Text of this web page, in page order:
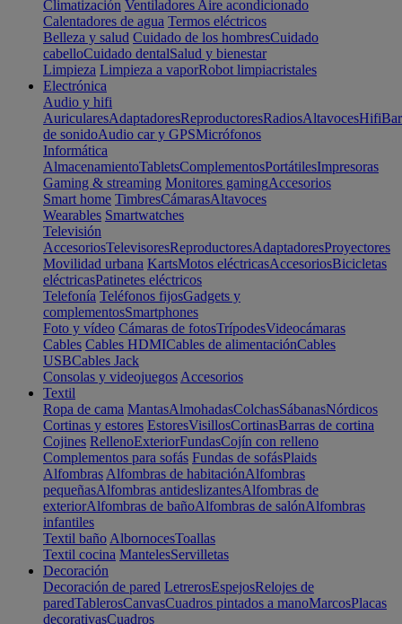
Climatización Ventiladores Aire acondicionado
Calentadores de agua Termos eléctricos
Belleza y salud Cuidado de los hombresCuidado
cabelloCuidado dentalSalud y bienestar
Limpieza Limpieza a vaporRobot limpiacristales
Electrónica
Audio y hifi
AuricularesAdaptadoresReproductoresRadiosAltavocesHifi
de sonidoAudio car y GPSMicrófonos
Informática
AlmacenamientoTabletsComplementosPortátilesImpresoras
Gaming & streaming Monitores gamingAccesorios
Smart home TimbresCámarasAltavoces
Wearables Smartwatches
Televisión
AccesoriosTelevisoresReproductoresAdaptadoresProyectores
Movilidad urbana KartsMotos eléctricasAccesoriosBicicletas
eléctricasPatinetes eléctricos
Telefonía Teléfonos fijosGadgets y
complementosSmartphones
Foto y vídeo Cámaras de fotosTrípodesVideocámaras
Cables Cables HDMICables de alimentaciónCables
USBCables Jack
Consolas y videojuegos Accesorios
Textil
Ropa de cama MantasAlmohadasColchasSábanasNórdicos
Cortinas y estores EstoresVisillosCortinasBarras de cortina
Cojines RellenoExteriorFundasCojín con relleno
Complementos para sofás Fundas de sofásPlaids
Alfombras Alfombras de habitaciónAlfombras
pequeñasAlfombras antideslizantesAlfombras de
exteriorAlfombras de bañoAlfombras de salónAlfombras
infantiles
Textil baño AlbornocesToallas
Textil cocina MantelesServilletas
Decoración
Decoración de pared LetrerosEspejosRelojes de
paredTablerosCanvasCuadros pintados a manoMarcosPlacas
decorativasCuadros